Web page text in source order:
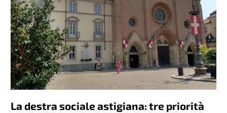
La destra sociale astigiana: tre priorità